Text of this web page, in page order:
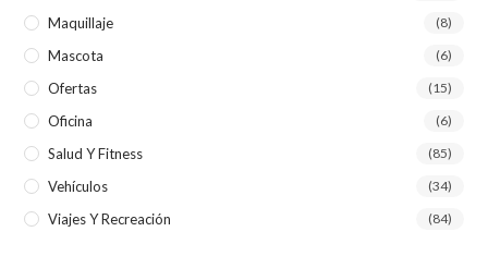
Maquillaje (8)
Mascota (6)
Ofertas (15)
Oficina (6)
Salud Y Fitness (85)
Vehículos (34)
Viajes Y Recreación (84)